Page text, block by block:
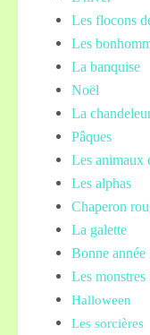
Les flocons
Les
La banquise
Noël
La
Pâques
Les animaux
Les alphas
Chaperon
La galette
Bonne année
Les monstres
Halloween
Les sorcières